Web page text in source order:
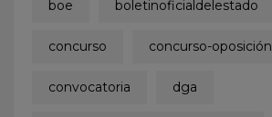
boe boletinoficialdelestado
concurso concurso-oposición
convocatoria dga